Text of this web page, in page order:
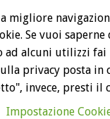
tra un
quello che
migliore
Se vuoi
ad alcuni utilizzi
privacy posta in
invece, presti il
Impostazione